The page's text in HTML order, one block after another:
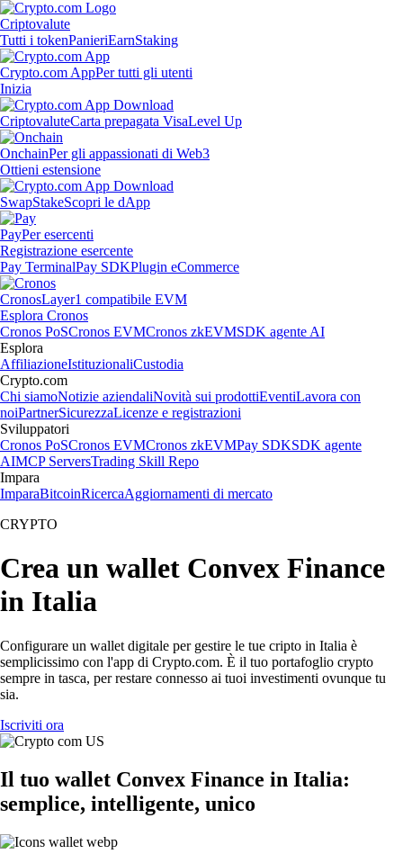
Criptovalute
Tutti i tokenPanieriEarnStaking
Crypto.com AppPer tutti gli utenti
Inizia
CriptovaluteCarta prepagata VisaLevel Up
OnchainPer gli appassionati di Web3
Ottieni estensione
SwapStakeScopri le dApp
PayPer esercenti
Registrazione esercente
Pay TerminalPay SDKPlugin eCommerce
CronosLayer1 compatibile EVM
Esplora Cronos
Cronos PoSCronos EVMCronos zkEVMSDK agente AI
Esplora
AffiliazioneIstituzionaliCustodia
Crypto.com
Chi siamoNotizie aziendaliNovità sui prodottiEventiLavora con
noiPartnerSicurezzaLicenze e registrazioni
Sviluppatori
Cronos PoSCronos EVMCronos zkEVMPay SDKSDK agente
AIMCP ServersTrading Skill Repo
Impara
ImparaBitcoinRicercaAggiornamenti di mercato
CRYPTO
Crea un wallet Convex Finance
in Italia
Configurare un wallet digitale per gestire le tue cripto in Italia è
semplicissimo con l'app di Crypto.com. È il tuo portafoglio crypto
sempre in tasca, per restare connesso ai tuoi investimenti ovunque tu
sia.
Iscriviti ora
Il tuo wallet Convex Finance in Italia:
semplice, intelligente, unico